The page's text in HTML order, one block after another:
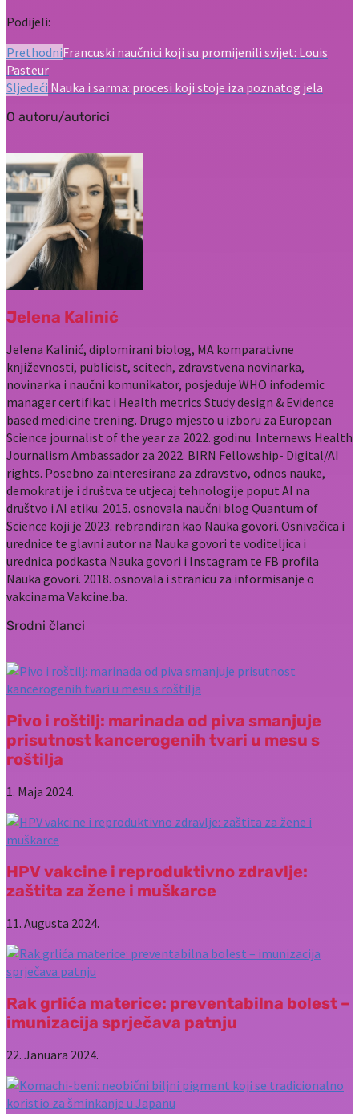
Podijeli:
PrethodniFrancuski naučnici koji su promijenili svijet: Louis
Pasteur
Sljedeći Nauka i sarma: procesi koji stoje iza poznatog jela
O autoru/autorici
Jelena Kalinić
Jelena Kalinić, diplomirani biolog, MA komparativne
književnosti, publicist, scitech, zdravstvena novinarka,
novinarka i naučni komunikator, posjeduje WHO infodemic
manager certifikat i Health metrics Study design & Evidence
based medicine trening. Drugo mjesto u izboru za European
Science journalist of the year za 2022. godinu. Internews Health
Journalism Ambassador za 2022. BIRN Fellowship- Digital/AI
rights. Posebno zainteresirana za zdravstvo, odnos nauke,
demokratije i društva te utjecaj tehnologije poput AI na
društvo i AI etiku. 2015. osnovala naučni blog Quantum of
Science koji je 2023. rebrandiran kao Nauka govori. Osnivačica i
urednice te glavni autor na Nauka govori te voditeljica i
urednica podkasta Nauka govori i Instagram te FB profila
Nauka govori. 2018. osnovala i stranicu za informisanje o
vakcinama Vakcine.ba.
Srodni članci
Pivo i roštilj: marinada od piva smanjuje
prisutnost kancerogenih tvari u mesu s
roštilja
1. Maja 2024.
HPV vakcine i reproduktivno zdravlje:
zaštita za žene i muškarce
11. Augusta 2024.
Rak grlića materice: preventabilna bolest –
imunizacija sprječava patnju
22. Januara 2024.